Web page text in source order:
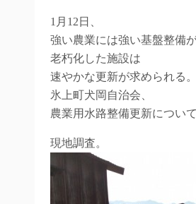
1月12日、
強い農業には強い基盤整備が
老朽化した施設は
速やかな更新が求められる。
氷上町犬岡自治会、
農業用水路整備更新につい
現地調査。